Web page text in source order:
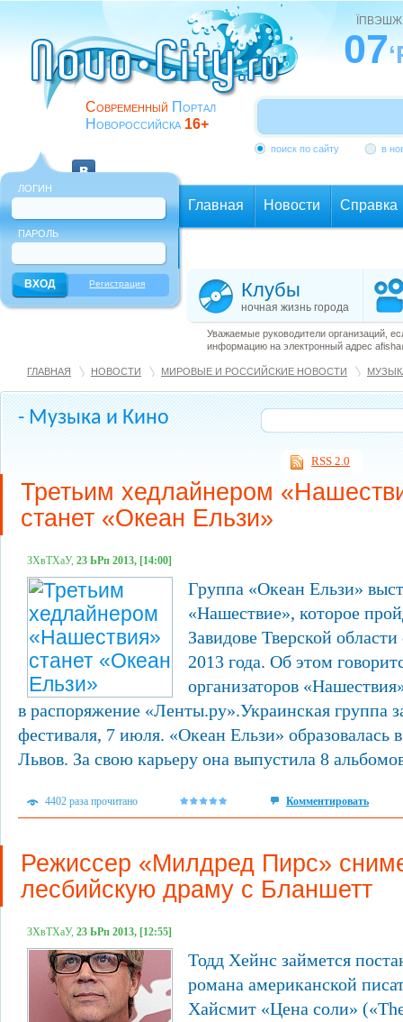
Современный Портал
Новороссийска 16+
07
поиск по сайту в
ЛОГИН
ПАРОЛЬ
Регистрация
Главная Новости Справка
Клубы
ночная жизнь города
Уважаемые руководители организаций,
информацию на электронный адрес
ГЛАВНАЯ НОВОСТИ МИРОВЫЕ И РОССИЙСКИЕ НОВОСТИ
- Музыка и Кино
RSS 2.0
Третьим хедлайнером
станет «Океан Ельзи»
ЗХвТХаУ, 23 ЬРп 2013, [14:00]
Группа «Океан Ельзи»
«Нашествие», которое
Завидове Тверской
2013 года. Об этом
организаторов
в распоряжение «Ленты.ру».Украинская группа
фестиваля, 7 июля. «Океан Ельзи» образовалась
Львов. За свою карьеру она выпустила 8
4402 раза прочитано Комментировать
Режиссер «Милдред Пирс»
лесбийскую драму с Бланшетт
ЗХвТХаУ, 23 ЬРп 2013, [12:55]
Тодд Хейнс займется
романа американской
Хайсмит «Цена соли»